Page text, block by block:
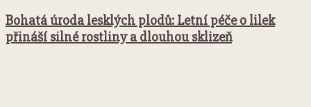
Bohatá úroda lesklých plodů: Letní péče o lilek
přináší silné rostliny a dlouhou sklizeň